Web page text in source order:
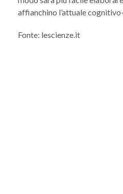
affianchino l’attuale
Fonte: lescienze.it